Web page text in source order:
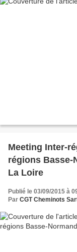
Meeting Inter-
régions Basse-
La Loire
Publié le 03/09/2015 à
Par CGT Cheminots